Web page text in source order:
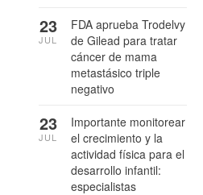
FDA aprueba Trodelvy
de Gilead para tratar
cáncer de mama
metastásico triple
negativo
23
JUL
Importante monitorear
el crecimiento y la
actividad física para el
desarrollo infantil:
especialistas
23
JUL